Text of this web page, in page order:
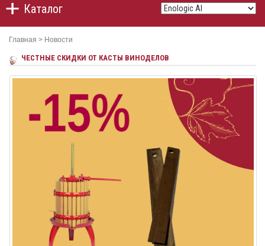
Каталог
Главная > Новости
ЧЕСТНЫЕ СКИДКИ ОТ КАСТЫ ВИНОДЕЛОВ